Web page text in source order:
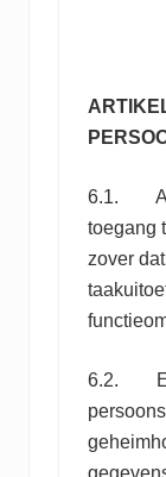
6.1.
toegang
zover
6.2.